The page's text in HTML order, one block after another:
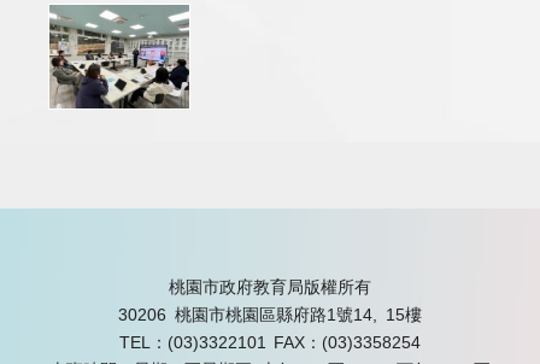
桃園市政府教育局版權所有
30206 桃園市桃園區縣府路1號14, 15樓
TEL：(03)3322101
FAX：(03)3358254